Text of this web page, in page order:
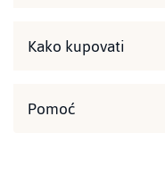
Kako kupovati
Pomoć